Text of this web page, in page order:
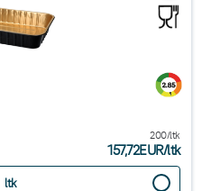
200/ltk
157,72EUR/ltk
ltk